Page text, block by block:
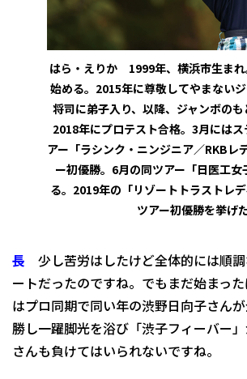
はら・えりか 1999年、横浜市生ま
始める。2015年に尊敬してやまない
将司に弟子入り、以降、ジャンボのも
2018年にプロテスト合格。3月には
アー「ラシンク・ニンジニア／RKBレ
ー初優勝。6月の同ツアー「日医工女
る。2019年の「リゾートトラストレ
ツアー初優勝を挙げた
長 少し苦労はしたけど全体的には順
ートだったのですね。でもまだ始まっ
はプロ同期で同い年の渋野日向子さん
勝し一躍脚光を浴び「渋子フィーバー
さんも負けてはいられないですね。